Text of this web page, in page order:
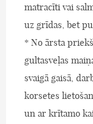
matracīti vai
uz grīdas, bet
* No ārsta
gultasveļas
svaigā gaisā,
korsetes
un ar krītamo